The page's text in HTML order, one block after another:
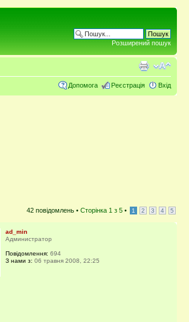
Розширений пошук
Допомога Реєстрація Вхід
42 повідомлень • Сторінка 1 з 5 • 1 2 3 4 5
ad_min
Администратор
Повідомлення: 694
З нами з: 06 травня 2008, 22:25